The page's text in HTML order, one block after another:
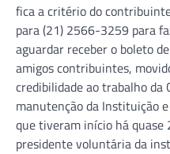
fica a critério do
para (21) 2566-3259 para
aguardar receber o boleto
amigos contribuintes,
credibilidade ao trabalho da
manutenção da Instituição
que tiveram início há quase
presidente voluntária da